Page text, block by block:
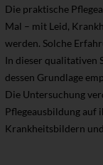
Die praktische
Mal – mit Leid,
werden. Solche
In dieser qualitativen
dessen Grundlage
Die Untersuchung
Pflegeausbildung auf
Krankheitsbildern